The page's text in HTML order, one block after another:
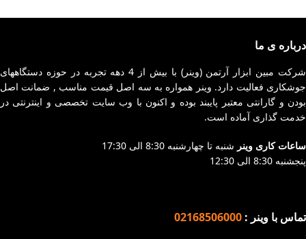
سیستم روز دنیا (IGBT)
طراحی خاص و منحصر به
فرد
صفحه نمایش دیجیتال قابل
تنظیم قبل از جوشکاری
مناسب برای جوشکاری آهن و
انواع فولاد (کم کربن و
مدار در برابر نوسانات برق و
عمومی
متوسط)
مناسب برای جوشکاری در
تنظیم قبل از جوشکاری
درباره ی ما
شرکت مبین ابزار آرتمن (وینر) با بیش از 4 دهه تجربه در حوزه دستگاههای
جوشکاری فعالیت دارد. وینر همواره به سه اصل قیمت مناسب , ضمانت اصل
بودن و گارانتی معتبر پایبند بوده و اکنون با وب سایت تخصصی و اینترنتی در
خدمت گذاری آماده است.
ساعات کاری وینر شنبه تا چهارشنبه 8:30 الی 17:30
پنجشنبه 8:30 الی 12:30
تماس با وینر : 02168506000